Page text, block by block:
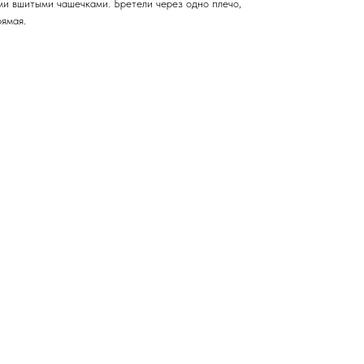
вшитыми чашечками. Бретели через одно плечо,